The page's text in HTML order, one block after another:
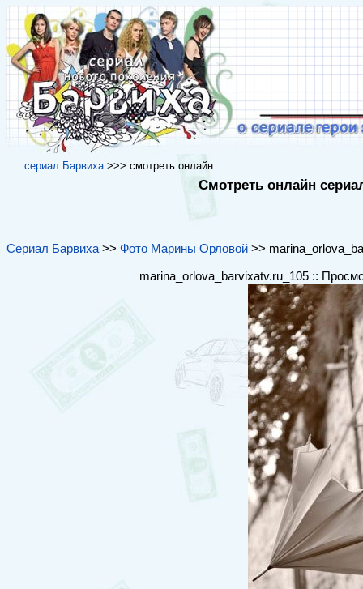
cериал Барвиха>>> cмотреть онлайн
Смотреть онлайн
Сериал Барвиха >> Фото Марины Орловой >>
marina_orlova_barvixatv.ru_105 ::